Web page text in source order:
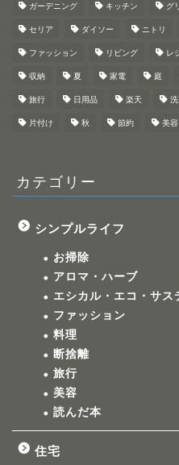
ガーデニング キッチン グ
セリア ダイソー ニトリ
ファッション リビング レ
収納 夏 家電 庭
旅行 日用品 楽天
片付け 秋 節約 美容
カテゴリー
シンプルライフ
お掃除
アロマ・ハーブ
エシカル・エコ・サス
ファッション
料理
断捨離
旅行
美容
読んだ本
住宅